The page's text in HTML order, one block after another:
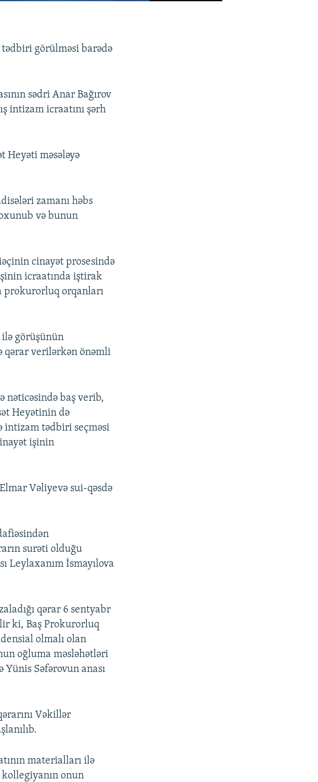
tədbiri görülməsi barədə
sədri Anar Bağırov
intizam icraatını şərh
Heyəti məsələyə
zamanı həbs
və bunun
cinayət prosesində
icraatında iştirak
prokurorluq orqanları
ilə görüşünün
qərar verilərkən önəmli
nəticəsində baş verib,
Heyətinin də
intizam tədbiri seçməsi
işinin
Vəliyevə sui-qəsdə
surəti olduğu
Leylaxanım İsmayılova
qərar 6 sentyabr
ki, Baş Prokurorluq
olmalı olan
oğluma məsləhətləri
Səfərovun anası
Vəkillər
materialları ilə
kollegiyanın onun